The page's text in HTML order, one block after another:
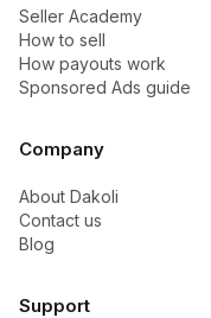
Seller Academy
How to sell
How payouts work
Sponsored Ads guide
Company
About Dakoli
Contact us
Blog
Support